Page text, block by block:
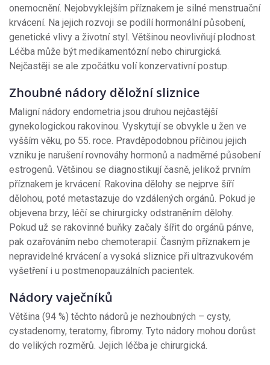
onemocnění. Nejobvyklejším příznakem je silné menstruační
krvácení. Na jejich rozvoji se podílí hormonální působení,
genetické vlivy a životní styl. Většinou neovlivňují plodnost.
Léčba může být medikamentózní nebo chirurgická.
Nejčastěji se ale zpočátku volí konzervativní postup.
Zhoubné nádory děložní sliznice
Maligní nádory endometria jsou druhou nejčastější
gynekologickou rakovinou. Vyskytují se obvykle u žen ve
vyšším věku, po 55. roce. Pravděpodobnou příčinou jejich
vzniku je narušení rovnováhy hormonů a nadměrné působení
estrogenů. Většinou se diagnostikují časně, jelikož prvním
příznakem je krvácení. Rakovina dělohy se nejprve šíří
dělohou, poté metastazuje do vzdálených orgánů. Pokud je
objevena brzy, léčí se chirurgicky odstraněním dělohy.
Pokud už se rakovinné buňky začaly šířit do orgánů pánve,
pak ozařováním nebo chemoterapií. Časným příznakem je
nepravidelné krvácení a vysoká sliznice při ultrazvukovém
vyšetření i u postmenopauzálních pacientek.
Nádory vaječníků
Většina (94 %) těchto nádorů je nezhoubných – cysty,
cystadenomy, teratomy, fibromy. Tyto nádory mohou dorůst
do velikých rozměrů. Jejich léčba je chirurgická.